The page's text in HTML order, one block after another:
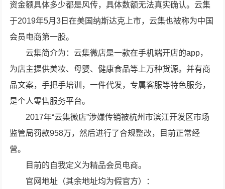
资金额具体多少都是风传，具体数额无法真实确认。云集
于2019年5月3日在美国纳斯达克上市，云集也被称为中国
会员电商第一股。
云集简介为：云集微店是一款在手机端开店的app，
为店主提供美妆、母婴、健康食品等上万种货源。并有商
品文案，手把手培训，一件代发，专属客服等特色服务，
是个人零售服务平台。
2017年“云集微店”涉嫌传销被杭州市滨江开发区市场
监管局罚款958万，然后进行了合规整改，目前正常经
营。
目前的自我定义为精品会员电商。
官网地址（其余地址均为假官方）：